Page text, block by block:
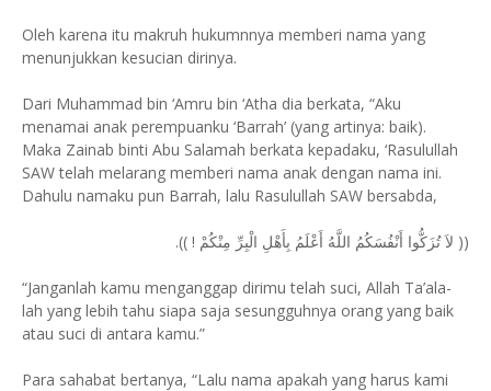
Oleh karena itu makruh hukumnnya memberi nama yang
menunjukkan kesucian dirinya.
Dari Muhammad bin ‘Amru bin ‘Atha dia berkata, “Aku
menamai anak perempuanku ‘Barrah’ (yang artinya: baik).
Maka Zainab binti Abu Salamah berkata kepadaku, ‘Rasulullah
SAW telah melarang memberi nama anak dengan nama ini.
Dahulu namaku pun Barrah, lalu Rasulullah SAW bersabda,
(( لاَ تُزَكُّوا أَنْفُسَكُمُ اللَّهُ أَعْلَمُ بِأَهْلِ الْبِرِّ مِنْكُمْ ! )).
“Janganlah kamu menganggap dirimu telah suci, Allah Ta’ala-
lah yang lebih tahu siapa saja sesungguhnya orang yang baik
atau suci di antara kamu.”
Para sahabat bertanya, “Lalu nama apakah yang harus kami